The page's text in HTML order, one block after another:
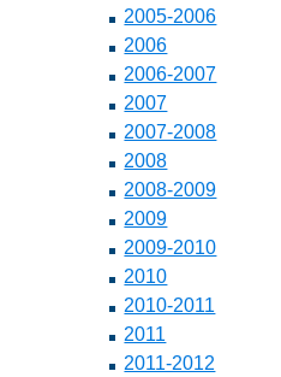
2005-2006
2006
2006-2007
2007
2007-2008
2008
2008-2009
2009
2009-2010
2010
2010-2011
2011
2011-2012